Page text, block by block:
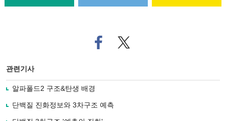
페
이
사
트위
터로
관련기사
알파폴드2 구조&탄생 배경
단백질 진화정보와 3차구조 예측